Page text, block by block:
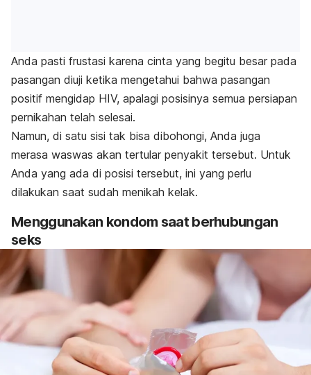
Anda pasti frustasi karena cinta yang begitu besar pada
pasangan diuji ketika mengetahui bahwa pasangan
positif mengidap HIV, apalagi posisinya semua persiapan
pernikahan telah selesai.
Namun, di satu sisi tak bisa dibohongi, Anda juga
merasa waswas akan tertular penyakit tersebut. Untuk
Anda yang ada di posisi tersebut, ini yang perlu
dilakukan saat sudah menikah kelak.
Menggunakan kondom saat berhubungan
seks